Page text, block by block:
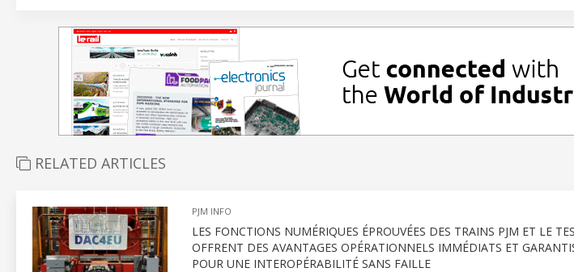
RELATED ARTICLES
PJM INFO
LES FONCTIONS NUMÉRIQUES ÉPROUVÉES DES TRAINS PJM ET LE
OFFRENT DES AVANTAGES OPÉRATIONNELS IMMÉDIATS ET
POUR UNE INTEROPÉRABILITÉ SANS FAILLE